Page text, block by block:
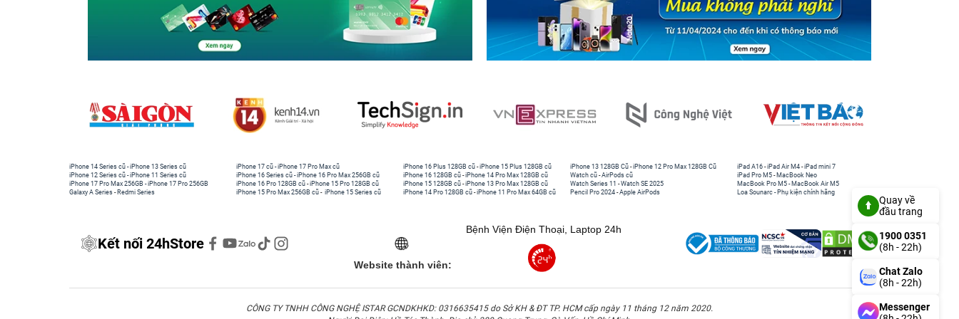
Cả mặt ngoài và mặt trong của ốp lưng trong suốt MagSafe iPhone 17 Pro đều được phủ lớp chống trầy xước,
giúp hạn chế vết xước xuất hiện khi tiếp xúc với các vật cứng như chìa khóa, bề mặt bàn hay vật dụng trong túi
xách. Toàn bộ vật liệu và lớp phủ này cũng được tối ưu hóa để ngăn chặn hiện tượng ngả vàng theo thời gian,
Nhờ những cải tiến về chất liệu và lớp phủ của ốp lưng trong suốt MagSafe iPhone 17 Pro, người dùng có thể tự
tin bảo vệ iPhone 17 Pro mà không làm mất đi vẻ tinh tế, sang trọng vốn có của máy, điều mà rất nhiều người
iPhone 14 Series cũ -iPhone 13 Series cũ
iPhone 12 Series cũ -iPhone 11 Series cũ
iPhone 17 Pro Max 256GB -iPhone 17 Pro 256GB
Galaxy A Series - Redmi Series
iPhone 17 cũ -iPhone 17 Pro Max cũ
iPhone 16 Series cũ - iPhone 16 Pro Max 256GB cũ
iPhone 16 Pro 128GB cũ -iPhone 15 Pro 128GB cũ
iPhone 15 Pro Max 256GB cũ - iPhone 15 Series cũ
iPhone 16 Plus 128GB cũ -iPhone 15 Plus 128GB cũ
iPhone 16 128GB cũ -iPhone 14 Pro Max 128GB cũ
iPhone 15 128GB cũ -iPhone 13 Pro Max 128GB cũ
iPhone 14 Pro 128GB cũ -iPhone 11 Pro Max 64GB cũ
iPhone 13 128GB Cũ -iPhone 12 Pro Max 128GB Cũ
Watch cũ -AirPods cũ
Watch Series 11 -Watch SE 2025
Pencil Pro 2024 -Apple AirPods
iPad A16 -iPad Air M4 -iPad mini 7
iPad Pro M5 - MacBook Neo
MacBook Pro M5 - MacBook Air M5
Loa Sounarc - Phụ kiện chính hãng
Kết nối 24hStore
Website thành viên:
Bệnh Viện Điện Thoại, Laptop 24h
CÔNG TY TNHH CÔNG NGHỆ ISTAR GCNDKHKD: 0316635415 do Sở KH & ĐT TP. HCM cấp ngày 11 tháng 12 năm 2020.
Quay về
đầu trang
1900 0351
(8h - 22h)
Chat Zalo
(8h - 22h)
Messenger